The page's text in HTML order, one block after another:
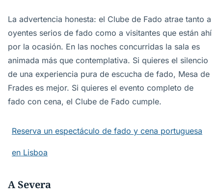
La advertencia honesta: el Clube de Fado atrae tanto a
oyentes serios de fado como a visitantes que están ahí
por la ocasión. En las noches concurridas la sala es
animada más que contemplativa. Si quieres el silencio
de una experiencia pura de escucha de fado, Mesa de
Frades es mejor. Si quieres el evento completo de
fado con cena, el Clube de Fado cumple.
Reserva un espectáculo de fado y cena portuguesa
en Lisboa
A Severa